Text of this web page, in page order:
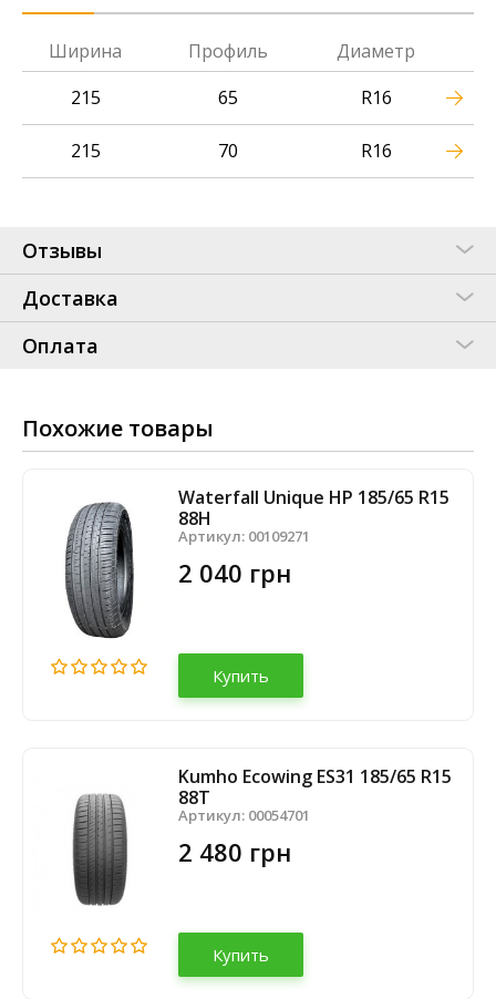
Ширина Профиль
Диаметр
215
65 R16
215 70 R16
Отзывы
Доставка
Оплата
Похожие товары
Waterfall Unique HP 185/65 R15
88H
Артикул: 00109271
2 040 грн
Купить
Kumho Ecowing ES31 185/65 R15
88T
Артикул: 00054701
2 480 грн
Купить